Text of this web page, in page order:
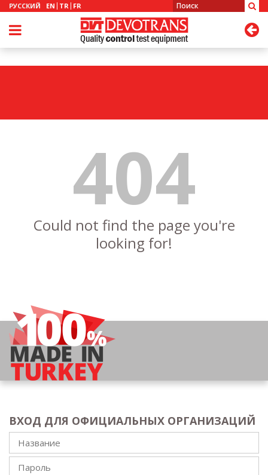
РУССКИЙ EN TR FR
404
Could not find the page you're
looking for!
ВХОД ДЛЯ ОФИЦИАЛЬНЫХ ОРГАНИЗАЦИЙ